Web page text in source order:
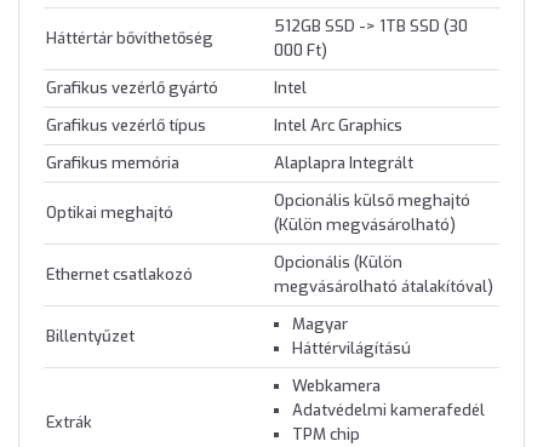
Háttértár bővíthetőség
512GB SSD -> 1TB SSD (30
000 Ft)
Grafikus vezérlő gyártó
Intel
Grafikus vezérlő típus
Intel Arc Graphics
Grafikus memória
Alaplapra Integrált
Optikai meghajtó
Opcionális külső meghajtó
(Külön megvásárolható)
Ethernet csatlakozó
Opcionális (Külön
megvásárolható átalakítóval)
Billentyűzet
Magyar
Háttérvilágítású
Extrák
Webkamera
Adatvédelmi kamerafedél
TPM chip